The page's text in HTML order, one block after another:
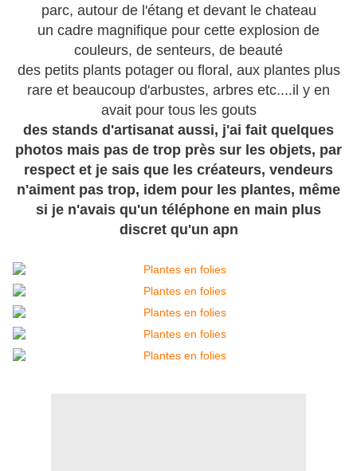
parc, autour de l'étang et devant le chateau
un cadre magnifique pour cette explosion de
couleurs, de senteurs, de beauté
des petits plants potager ou floral, aux plantes plus
rare et beaucoup d'arbustes, arbres etc....il y en
avait pour tous les gouts
des stands d'artisanat aussi, j'ai fait quelques
photos mais pas de trop près sur les objets, par
respect et je sais que les créateurs, vendeurs
n'aiment pas trop, idem pour les plantes, même
si je n'avais qu'un téléphone en main plus
discret qu'un apn